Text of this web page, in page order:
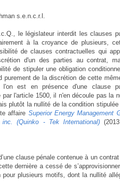
s.e.n.c.r.l.
le législateur interdit les clauses
à la croyance de plusieurs,
de clauses contractuelles qui
d'un des parties au contrat,
de stipuler une obligation
purement de la discrétion de cette
l'on est en présence d'une clause
par l'article 1500, il n'en découle pas la
plutôt la nullité de la condition
affaire Superior Energy Management
inc. (Quinko - Tek International)(2013
clause pénale contenue à un contrat
dernière a cessé de
plusieurs motifs, dont la nullité